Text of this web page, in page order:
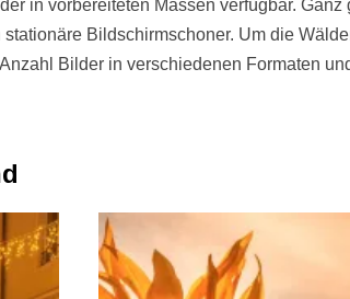
in vorbereiteten Massen verfügbar. Ganz
Bildschirmschoner. Um die
Bilder in verschiedenen Formaten